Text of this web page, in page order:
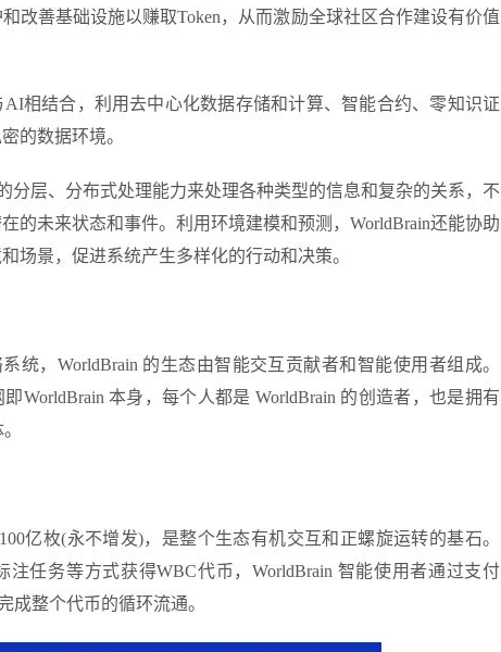
改善基础设施以赚取Token，从而激励全球社区合作建设有价值
AI相结合，利用去中心化数据存储和计算、智能合约、零知识证
的数据环境。
分层、分布式处理能力来处理各种类型的信息和复杂的关系，不
的未来状态和事件。利用环境建模和预测，WorldBrain还能协助
场景，促进系统产生多样化的行动和决策。
统，WorldBrain 的生态由智能交互贡献者和智能使用者组成。
WorldBrain 本身，每个人都是 WorldBrain 的创造者，也是拥有
亿枚(永不增发)，是整个生态有机交互和正螺旋运转的基石。
注任务等方式获得WBC代币，WorldBrain 智能使用者通过支付
成整个代币的循环流通。